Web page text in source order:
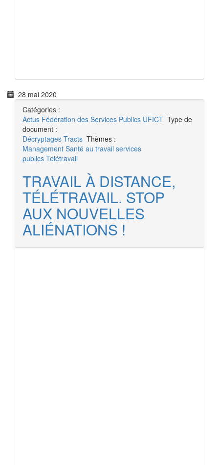
28 mai 2020
Catégories :
Actus Fédération des Services Publics UFICT Type de
document :
Décryptages Tracts Thèmes :
Management Santé au travail services
publics Télétravail
TRAVAIL À DISTANCE,
TÉLÉTRAVAIL. STOP
AUX NOUVELLES
ALIÉNATIONS !